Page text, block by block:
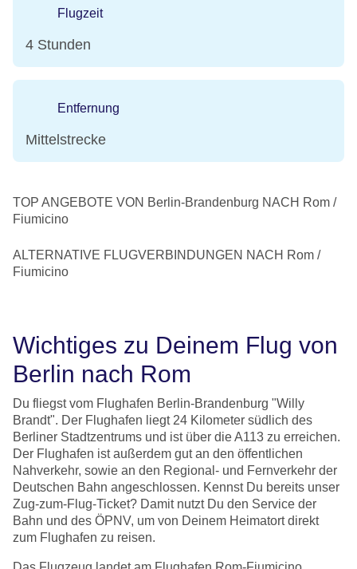
Flugzeit
4 Stunden
Entfernung
Mittelstrecke
TOP ANGEBOTE VON Berlin-Brandenburg NACH Rom /
Fiumicino
ALTERNATIVE FLUGVERBINDUNGEN NACH Rom /
Fiumicino
Wichtiges zu Deinem Flug von
Berlin nach Rom
Du fliegst vom Flughafen Berlin-Brandenburg "Willy
Brandt". Der Flughafen liegt 24 Kilometer südlich des
Berliner Stadtzentrums und ist über die A113 zu erreichen.
Der Flughafen ist außerdem gut an den öffentlichen
Nahverkehr, sowie an den Regional- und Fernverkehr der
Deutschen Bahn angeschlossen. Kennst Du bereits unser
Zug-zum-Flug-Ticket? Damit nutzt Du den Service der
Bahn und des ÖPNV, um von Deinem Heimatort direkt
zum Flughafen zu reisen.